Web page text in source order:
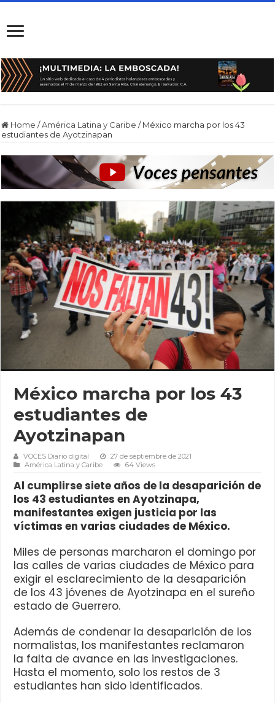
Home /América Latina y Caribe / México marcha por los 43
estudiantes de Ayotzinapan
México marcha por los 43
estudiantes de
Ayotzinapan
VOCES Diario digital
27 de septiembre de 2021
América Latina y Caribe
64 Views
Al cumplirse siete años de la desaparición de
los 43 estudiantes en Ayotzinapa,
manifestantes exigen justicia por las
víctimas en varias ciudades de México.
Miles de personas marcharon el domingo por
las calles de varias ciudades de México para
exigir el esclarecimiento de la desaparición
de los 43 jóvenes de Ayotzinapa en el sureño
estado de Guerrero.
Además de condenar la desaparición de los
normalistas, los manifestantes reclamaron
la falta de avance en las investigaciones.
Hasta el momento, solo los restos de 3
estudiantes han sido identificados.